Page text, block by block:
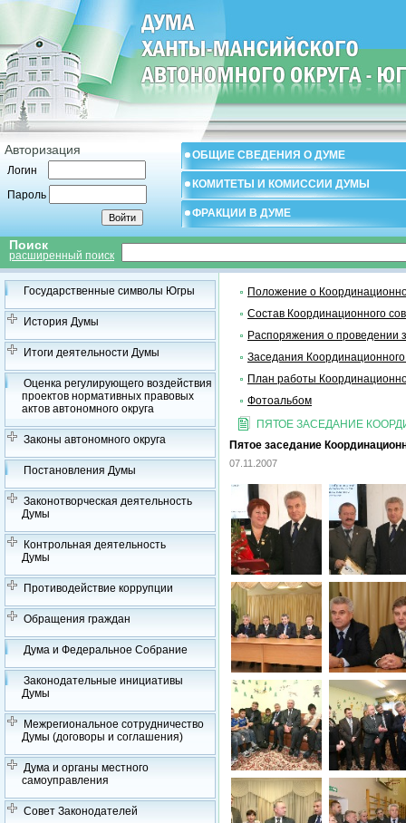
Авторизация
Логин
Пароль
ОБЩИЕ СВЕДЕНИЯ О ДУМЕ
КОМИТЕТЫ И КОМИССИИ ДУМЫ
ФРАКЦИИ В ДУМЕ
Поиск
расширенный поиск
Государственные символы Югры
История Думы
Итоги деятельности Думы
Оценка регулирующего воздействия
проектов нормативных правовых
актов автономного округа
Законы автономного округа
Постановления Думы
Законотворческая деятельность
Думы
Контрольная деятельность
Думы
Противодействие коррупции
Обращения граждан
Дума и Федеральное Собрание
Законодательные инициативы
Думы
Межрегиональное сотрудничество
Думы (договоры и соглашения)
Дума и органы местного
самоуправления
Совет Законодателей
Положение о
Состав Координационного
Распоряжения о проведении
Заседания
План работы
Фотоальбом
ПЯТОЕ ЗАСЕДАНИЕ
Пятое заседание
07.11.2007